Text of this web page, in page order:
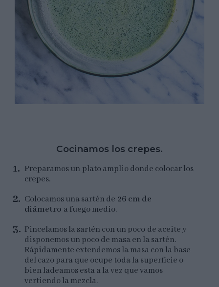
Cocinamos los crepes.
Preparamos un plato amplio donde colocar los
crepes.
Colocamos una sartén de 26 cm de
diámetro a fuego medio.
Pincelamos la sartén con un poco de aceite y
disponemos un poco de masa en la sartén.
Rápidamente extendemos la masa con la base
del cazo para que ocupe toda la superficie o
bien ladeamos esta a la vez que vamos
vertiendo la mezcla.